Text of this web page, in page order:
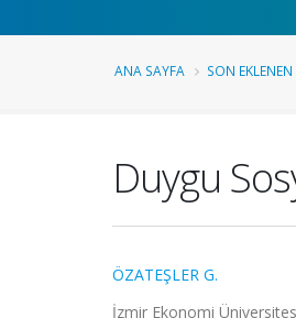
ANA SAYFA SON
Duygu
ÖZATEŞLER G.
İzmir Ekonomi